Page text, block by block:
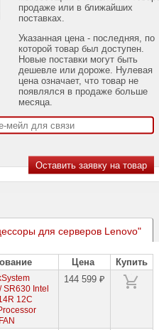
продаже или в ближайших
поставках.
Указанная цена - последняя, по
которой товар был доступен.
Новые поставки могут быть
дешевле или дороже. Нулевая
цена означает, что товар не
появлялся в продаже больше
месяца.
для серверов Lenovo"
Цена
Купить
Intel
12C
144 599 ₽